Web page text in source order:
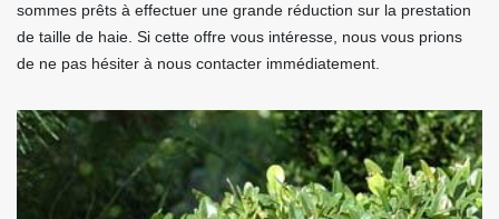
sommes prêts à effectuer une grande réduction sur la prestation
de taille de haie. Si cette offre vous intéresse, nous vous prions
de ne pas hésiter à nous contacter immédiatement.